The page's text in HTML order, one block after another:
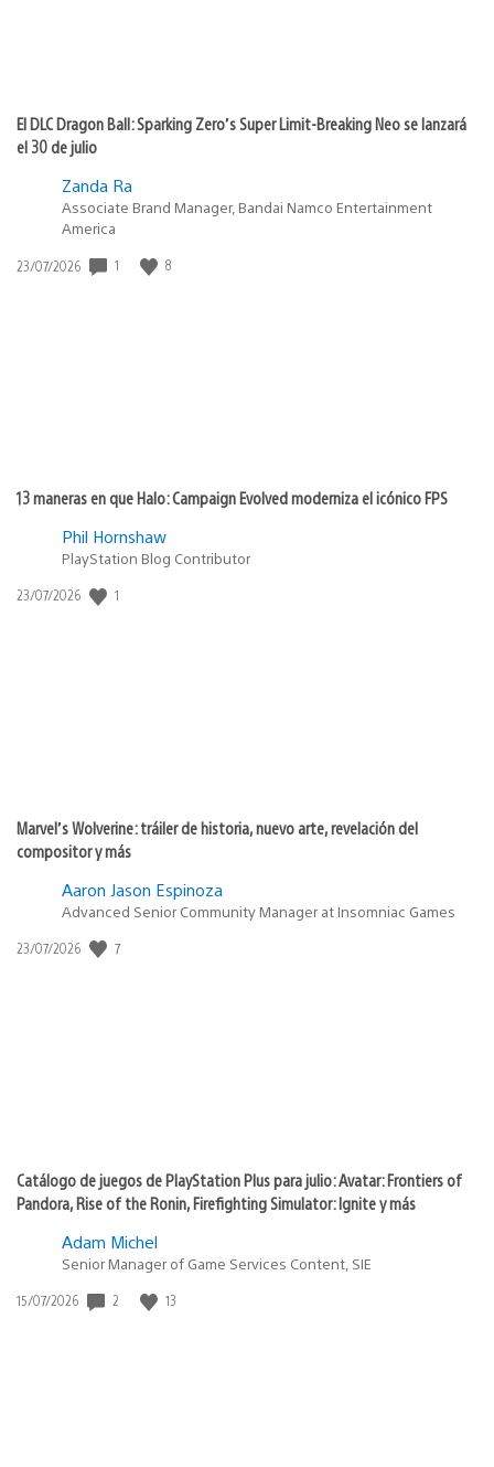
El DLC Dragon Ball: Sparking Zero’s Super Limit-Breaking Neo se lanzará
el 30 de julio
Zanda Ra
Associate Brand Manager, Bandai Namco Entertainment
America
Fecha
23/07/2026 1 8
13 maneras en que Halo: Campaign Evolved moderniza el icónico FPS
Phil Hornshaw
PlayStation Blog Contributor
Fecha
23/07/2026 1
Marvel’s Wolverine: tráiler de historia, nuevo arte, revelación del
compositor y más
Aaron Jason Espinoza
Advanced Senior Community Manager at Insomniac Games
Fecha
23/07/2026 7
Catálogo de juegos de PlayStation Plus para julio: Avatar: Frontiers of
Pandora, Rise of the Ronin, Firefighting Simulator: Ignite y más
Adam Michel
Senior Manager of Game Services Content, SIE
Fecha
15/07/2026 2 13